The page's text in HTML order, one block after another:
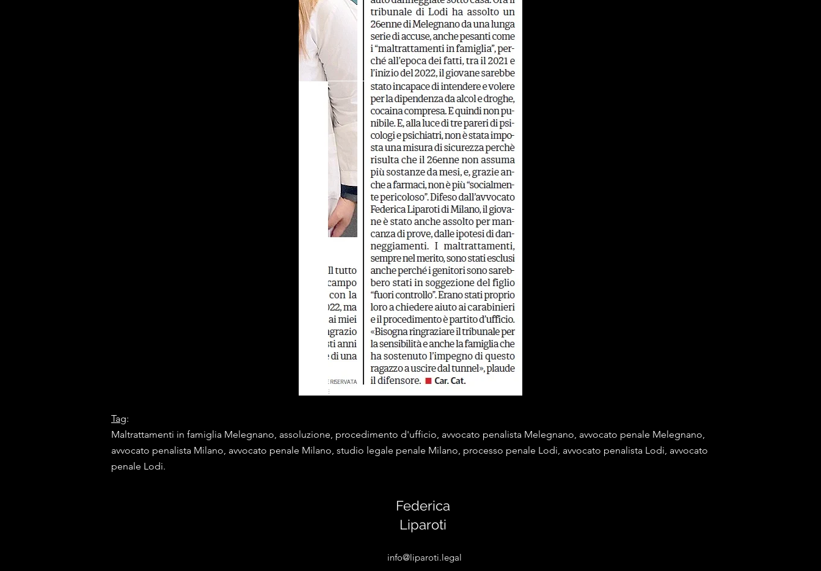
Tag:
Maltrattamenti in famiglia Melegnano, assoluzione, procedimento d'ufficio, avvocato penalista Melegnano, avvocato penale Melegnano,
avvocato penalista Milano, avvocato penale Milano, studio legale penale Milano, processo penale Lodi, avvocato penalista Lodi, avvocato
penale Lodi.
Federica
Liparoti
info@liparoti.legal